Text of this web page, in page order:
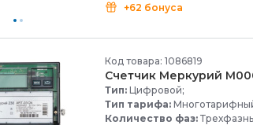
+62 бонуса
Код товара: 1086819
Счетчик Меркурий
Тип: Цифровой;
Тип тарифа:
Количество фаз: